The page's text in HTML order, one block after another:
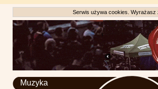
Serwis używa cookies. Wyrażasz
Muzyka